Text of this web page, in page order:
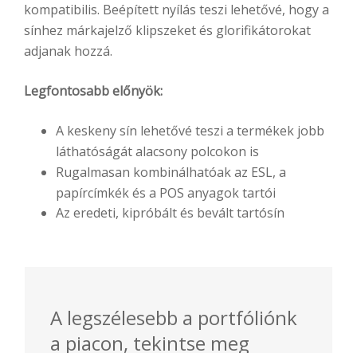
kompatibilis. Beépített nyílás teszi lehetővé, hogy a
sínhez márkajelző klipszeket és glorifikátorokat
adjanak hozzá.
Legfontosabb előnyök:
A keskeny sín lehetővé teszi a termékek jobb
láthatóságát alacsony polcokon is
Rugalmasan kombinálhatóak az ESL, a
papírcímkék és a POS anyagok tartói
Az eredeti, kipróbált és bevált tartósín
A legszélesebb a portfóliónk
a piacon, tekintse meg